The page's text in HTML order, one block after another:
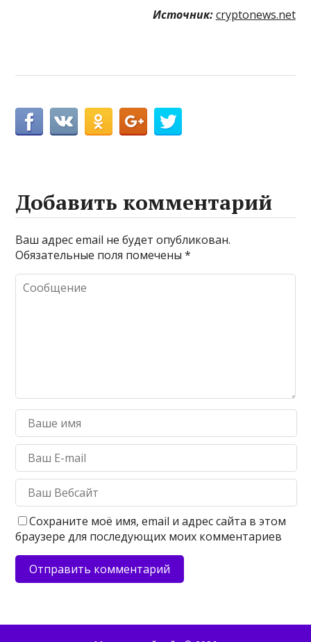
Источник: cryptonews.net
Добавить комментарий
Ваш адрес email не будет опубликован.
Обязательные поля помечены*
Сохраните моё имя, email и адрес сайта в этом
браузере для последующих моих комментариев